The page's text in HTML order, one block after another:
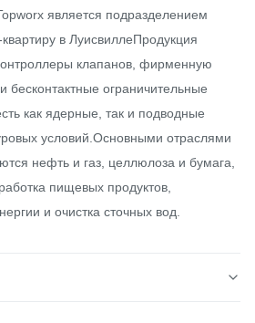
является подразделением
в ЛуисвиллеПродукция
клапанов, фирменную
бесконтактные ограничительные
как ядерные, так и подводные
условий.Основными отраслями
нефть и газ, целлюлоза и бумага,
пищевых продуктов,
и очистка сточных вод.